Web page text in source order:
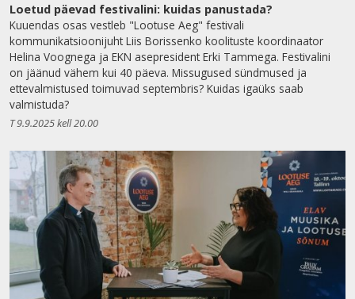
Loetud päevad festivalini: kuidas panustada?
Kuuendas osas vestleb "Lootuse Aeg" festivali
kommunikatsioonijuht Liis Borissenko koolituste koordinaator
Helina Voognega ja EKN asepresident Erki Tammega. Festivalini
on jäänud vähem kui 40 päeva. Missugused sündmused ja
ettevalmistused toimuvad septembris? Kuidas igaüks saab
valmistuda?
T 9.9.2025 kell 20.00